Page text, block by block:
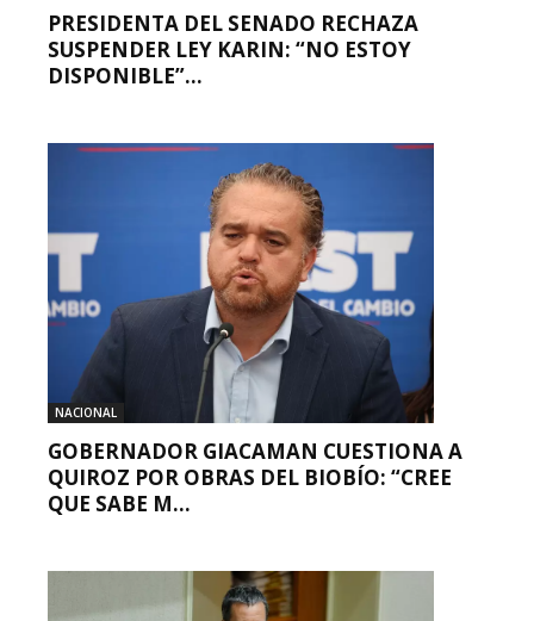
PRESIDENTA DEL SENADO RECHAZA
SUSPENDER LEY KARIN: “NO ESTOY
DISPONIBLE”...
NACIONAL
GOBERNADOR GIACAMAN CUESTIONA A
QUIROZ POR OBRAS DEL BIOBÍO: “CREE
QUE SABE M...